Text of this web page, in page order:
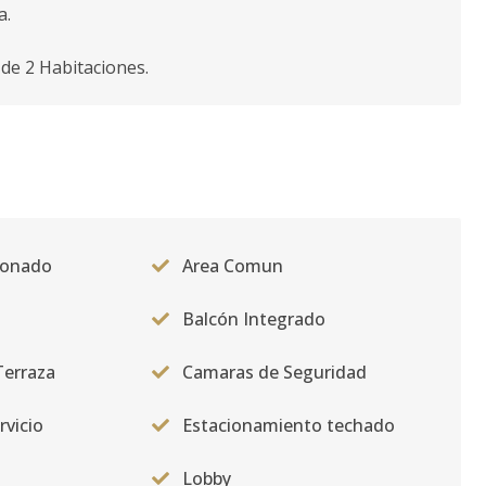
2 Habitaciones.
Area Comun
Balcón Integrado
Camaras de Seguridad
Estacionamiento techado
Lobby